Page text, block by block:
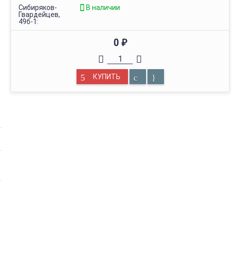
Сибиряков-
Гвардейцев,
49б-1:
В наличии
0 ₽
КУПИТЬ